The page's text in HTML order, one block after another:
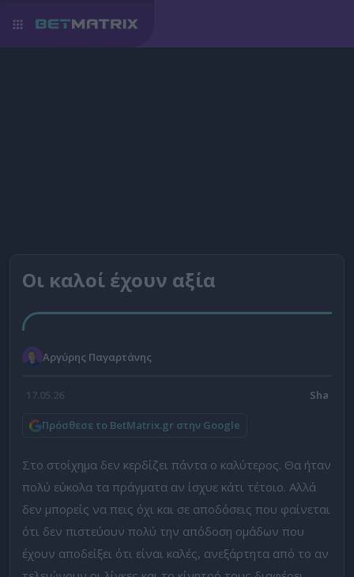
Οι καλοί έχουν αξία
Αργύρης Παγαρτάνης
17.05.26
Πρόσθεσε το BetMatrix.gr στην Google
Στο στοίχημα δεν κερδίζει πάντα ο καλύτερος. Θα ήταν
πολύ εύκολα τα πράγματα αν ίσχυε κάτι τέτοιο. Αλλά
δεν μπορείς να πεις όχι και σε αποδόσεις που φαίνεται
ότι δεν πιστεύουν πολύ την απόδοση ομάδων που
έχουν αποδείξει ότι είναι καλές, ανεξάρτητα από το αν